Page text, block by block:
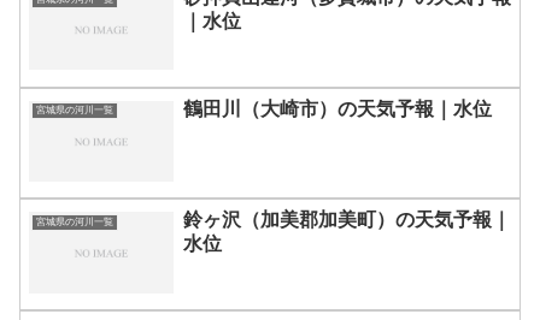
｜水位
宮城県の河川一覧 鶴田川（大崎市）の天気予報｜水位
宮城県の河川一覧
鈴ヶ沢（加美郡加美町）の天気予報｜
水位